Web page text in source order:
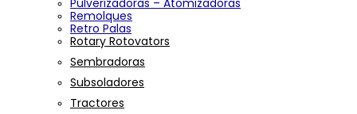
Remolques
Retro Palas
Rotary Rotovators
Sembradoras
Subsoladores
Tractores